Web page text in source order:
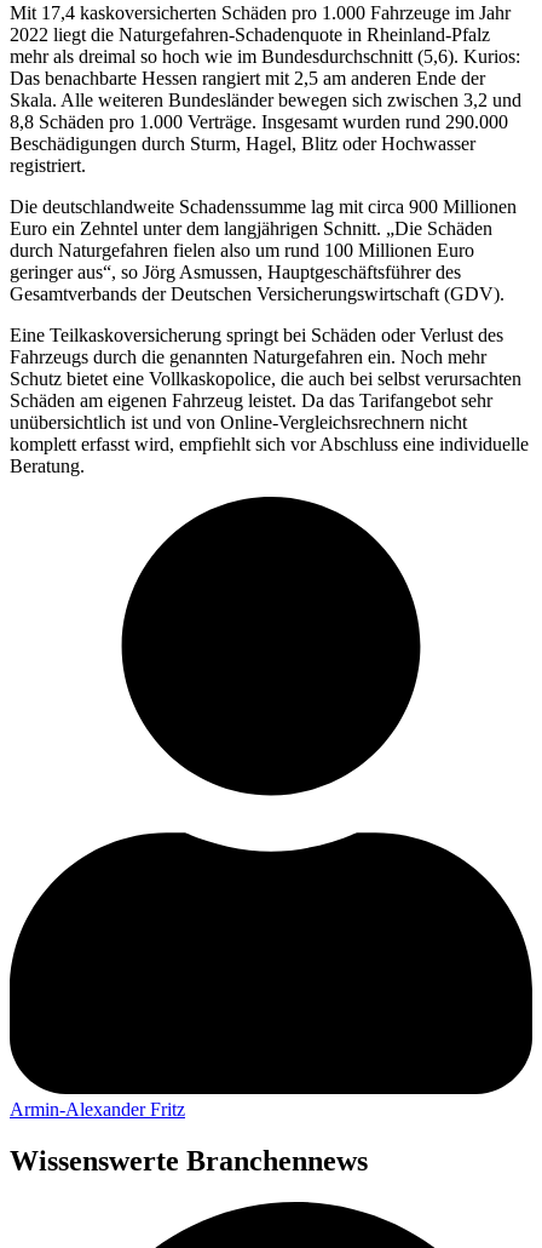
Mit 17,4 kaskoversicherten Schäden pro 1.000 Fahrzeuge im Jahr
2022 liegt die Naturgefahren-Schadenquote in Rheinland-Pfalz
mehr als dreimal so hoch wie im Bundesdurchschnitt (5,6). Kurios:
Das benachbarte Hessen rangiert mit 2,5 am anderen Ende der
Skala. Alle weiteren Bundesländer bewegen sich zwischen 3,2 und
8,8 Schäden pro 1.000 Verträge. Insgesamt wurden rund 290.000
Beschädigungen durch Sturm, Hagel, Blitz oder Hochwasser
registriert.
Die deutschlandweite Schadenssumme lag mit circa 900 Millionen
Euro ein Zehntel unter dem langjährigen Schnitt. „Die Schäden
durch Naturgefahren fielen also um rund 100 Millionen Euro
geringer aus“, so Jörg Asmussen, Hauptgeschäftsführer des
Gesamtverbands der Deutschen Versicherungswirtschaft (GDV).
Eine Teilkaskoversicherung springt bei Schäden oder Verlust des
Fahrzeugs durch die genannten Naturgefahren ein. Noch mehr
Schutz bietet eine Vollkaskopolice, die auch bei selbst verursachten
Schäden am eigenen Fahrzeug leistet. Da das Tarifangebot sehr
unübersichtlich ist und von Online-Vergleichsrechnern nicht
komplett erfasst wird, empfiehlt sich vor Abschluss eine individuelle
Beratung.
Armin-Alexander Fritz
Wissenswerte Branchennews